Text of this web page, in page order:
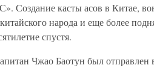
Создание касты асов в Китае,
народа и еще более
спустя.
Чжао Баотун был отправлен